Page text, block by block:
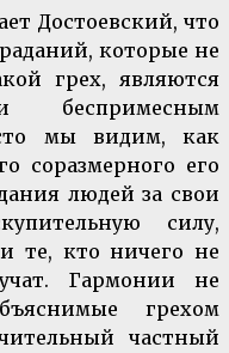
Достоевский, что
которые не
грех, являются
мы видим, как
соразмерного его
людей за свои
силу,
те, кто ничего не
Гармонии не
грехом
частный